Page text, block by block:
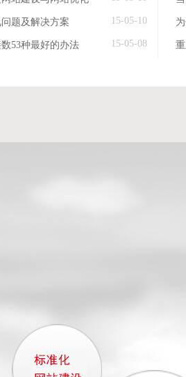
题及解决方案 15-05-10
53种最好的办法 15-05-08